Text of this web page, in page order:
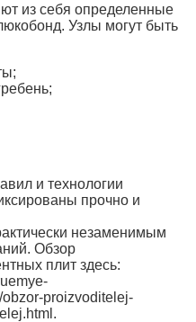
из себя определенные
Узлы могут быть
и технологии
прочно и
незаменимым
Обзор
плит здесь:
proizvoditelej-